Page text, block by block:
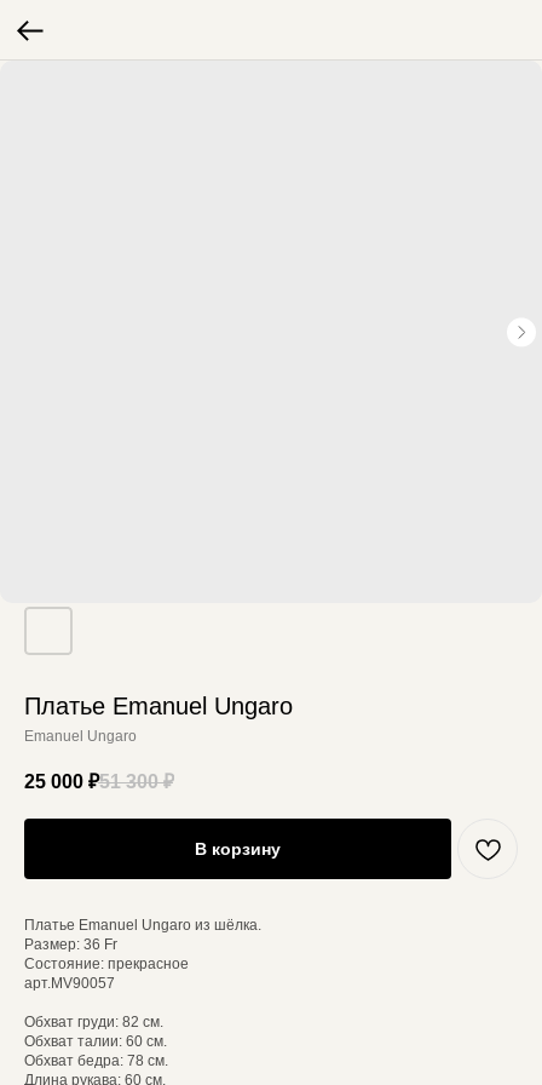
Платье Emanuel Ungaro
Emanuel Ungaro
25 000 ₽51 300 ₽
В корзину
Платье Emanuel Ungaro из шёлка.
Размер: 36 Fr
Состояние: прекрасное
арт.MV90057
Обхват груди: 82 см.
Обхват талии: 60 см.
Обхват бедра: 78 см.
Длина рукава: 60 см.